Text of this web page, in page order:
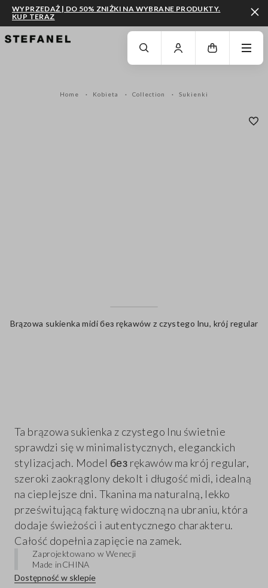
PRZEJDŹ DO GŁÓWNEJ TREŚCI PRZEWIŃ NA DÓŁ STRONY
WYPRZEDAŻ | DO 50% ZNIŻKI NA WYBRANE PRODUKTY.
KUP TERAZ
Home Kobieta Collection Sukienki
Brązowa sukienka midi без rękawów z czystego lnu, krój regular
Ta brązowa sukienka z czystego lnu świetnie
sprawdzi się w minimalistycznych, eleganckich
stylizacjach. Model без rękawów ma krój regular,
szeroki zaokrąglony dekolt i długość midi, idealną
na cieplejsze dni. Tkanina ma naturalną, lekko
prześwitującą fakturę widoczną na ubraniu, która
dodaje świeżości i autentycznego charakteru.
Całość dopełnia zapięcie na zamek.
Zaprojektowano w Wenecji
Made inCHINA
Dostępność w sklepie